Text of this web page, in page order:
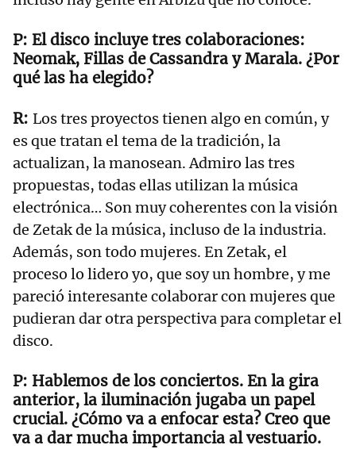
El disco incluye tres colaboraciones:
Neomak, Fillas de Cassandra y Marala. ¿Por
qué las ha elegido?
Los tres proyectos tienen algo en común, y
es que tratan el tema de la tradición, la
actualizan, la manosean. Admiro las tres
propuestas, todas ellas utilizan la música
electrónica… Son muy coherentes con la visión
de Zetak de la música, incluso de la industria.
Además, son todo mujeres. En Zetak, el
proceso lo lidero yo, que soy un hombre, y me
pareció interesante colaborar con mujeres que
pudieran dar otra perspectiva para completar el
disco.
Hablemos de los conciertos. En la gira
anterior, la iluminación jugaba un papel
crucial. ¿Cómo va a enfocar esta? Creo que
va a dar mucha importancia al vestuario.